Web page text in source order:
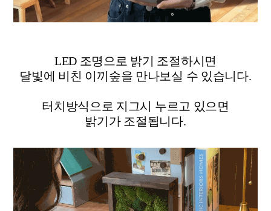
LED 조명으로 밝기 조절하시면
달빛에 비친 이끼숲을 만나보실 수 있습니다.
터치방식으로 지그시 누르고 있으면
밝기가 조절됩니다.